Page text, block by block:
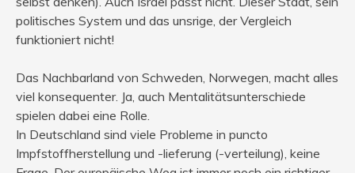
politisches System und das unsrige, der Vergleich
funktioniert nicht!
Das Nachbarland von Schweden, Norwegen, macht alles
viel konsequenter. Ja, auch Mentalitätsunterschiede
spielen dabei eine Rolle.
In Deutschland sind viele Probleme in puncto
Impfstoffherstellung und -lieferung (-verteilung), keine